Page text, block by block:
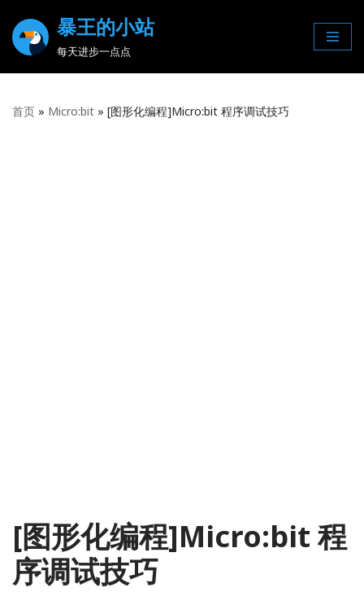
Skip
暴王的小站
每天进步一点点
首页 » Micro:bit » [图形化编程]Micro:bit 程序调试技巧
[图形化编程]Micro:bit 程
序调试技巧